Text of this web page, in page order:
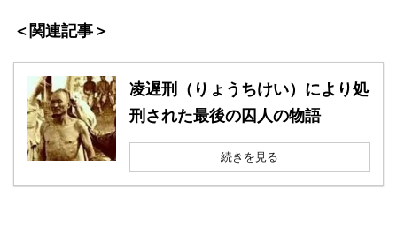
＜関連記事＞
凌遅刑（りょうちけい）により処
刑された最後の囚人の物語
続きを見る